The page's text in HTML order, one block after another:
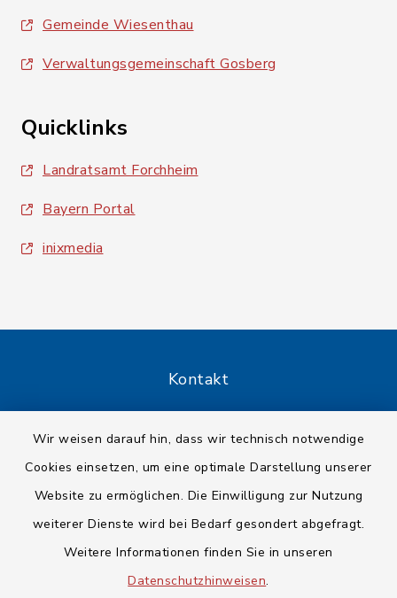
Wir weisen darauf hin, dass wir technisch notwendige
Cookies einsetzen, um eine optimale Darstellung unserer
Website zu ermöglichen. Die Einwilligung zur Nutzung
weiterer Dienste wird bei Bedarf gesondert abgefragt.
Weitere Informationen finden Sie in unseren
Datenschutzhinweisen.
Gemeinde Wiesenthau
Verwaltungsgemeinschaft Gosberg
Quicklinks
Landratsamt Forchheim
Bayern Portal
inixmedia
Kontakt
Datenschutz
Impressum
Sitemap